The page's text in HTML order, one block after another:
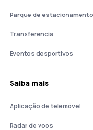
Parque de estacionamento
Transferência
Eventos desportivos
Saiba mais
Aplicação de telemóvel
Radar de voos